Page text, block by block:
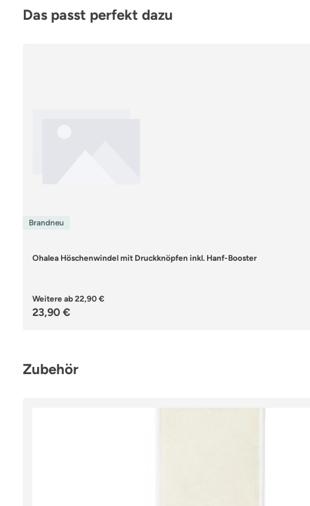
Produktgalerie überspringen
Das passt perfekt dazu
Brandneu
Ohalea Höschenwindel mit Druckknöpfen inkl. Hanf-Booster
Weitere ab22,90 €
Regulärer Preis:
23,90 €
Produktgalerie überspringen
Zubehör